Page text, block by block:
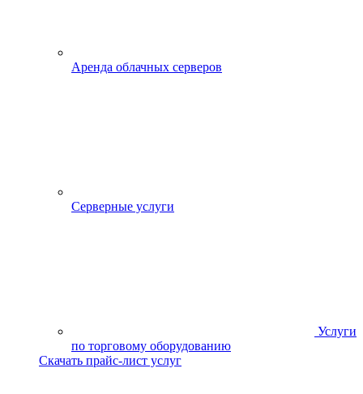
Аренда облачных серверов
Серверные услуги
Услуги
по торговому оборудованию
Скачать прайс-лист услуг